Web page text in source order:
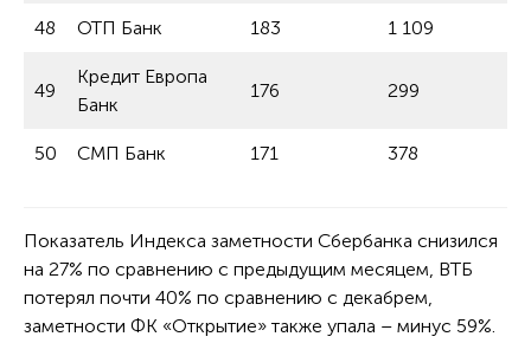
48 ОТП Банк 183 1 109
49
Кредит Европа
Банк
176 299
50 СМП Банк 171 378
Показатель Индекса заметности Сбербанка снизился
на 27% по сравнению с предыдущим месяцем, ВТБ
потерял почти 40% по сравнению с декабрем,
заметности ФК «Открытие» также упала – минус 59%.